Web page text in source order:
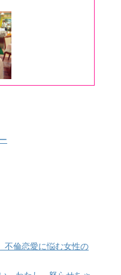
不倫恋愛に悩む女性の